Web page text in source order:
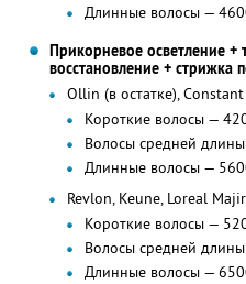
Длинные волосы —
Прикорневое осветление +
восстановление + стрижка
Ollin (в остатке),
Короткие волосы —
Волосы средней
Длинные волосы —
Revlon, Keune, Loreal
Короткие волосы —
Волосы средней
Длинные волосы —